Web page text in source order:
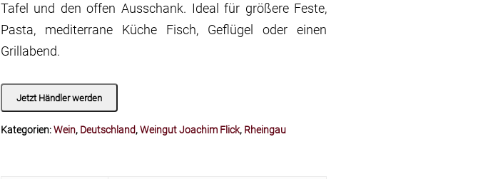
Tafel und den offen Ausschank. Ideal für größere Feste,
Pasta, mediterrane Küche Fisch, Geflügel oder einen
Grillabend.
Jetzt Händler werden
Kategorien:Wein, Deutschland,Weingut Joachim Flick, Rheingau